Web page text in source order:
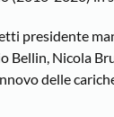
presidente
Nicola
delle